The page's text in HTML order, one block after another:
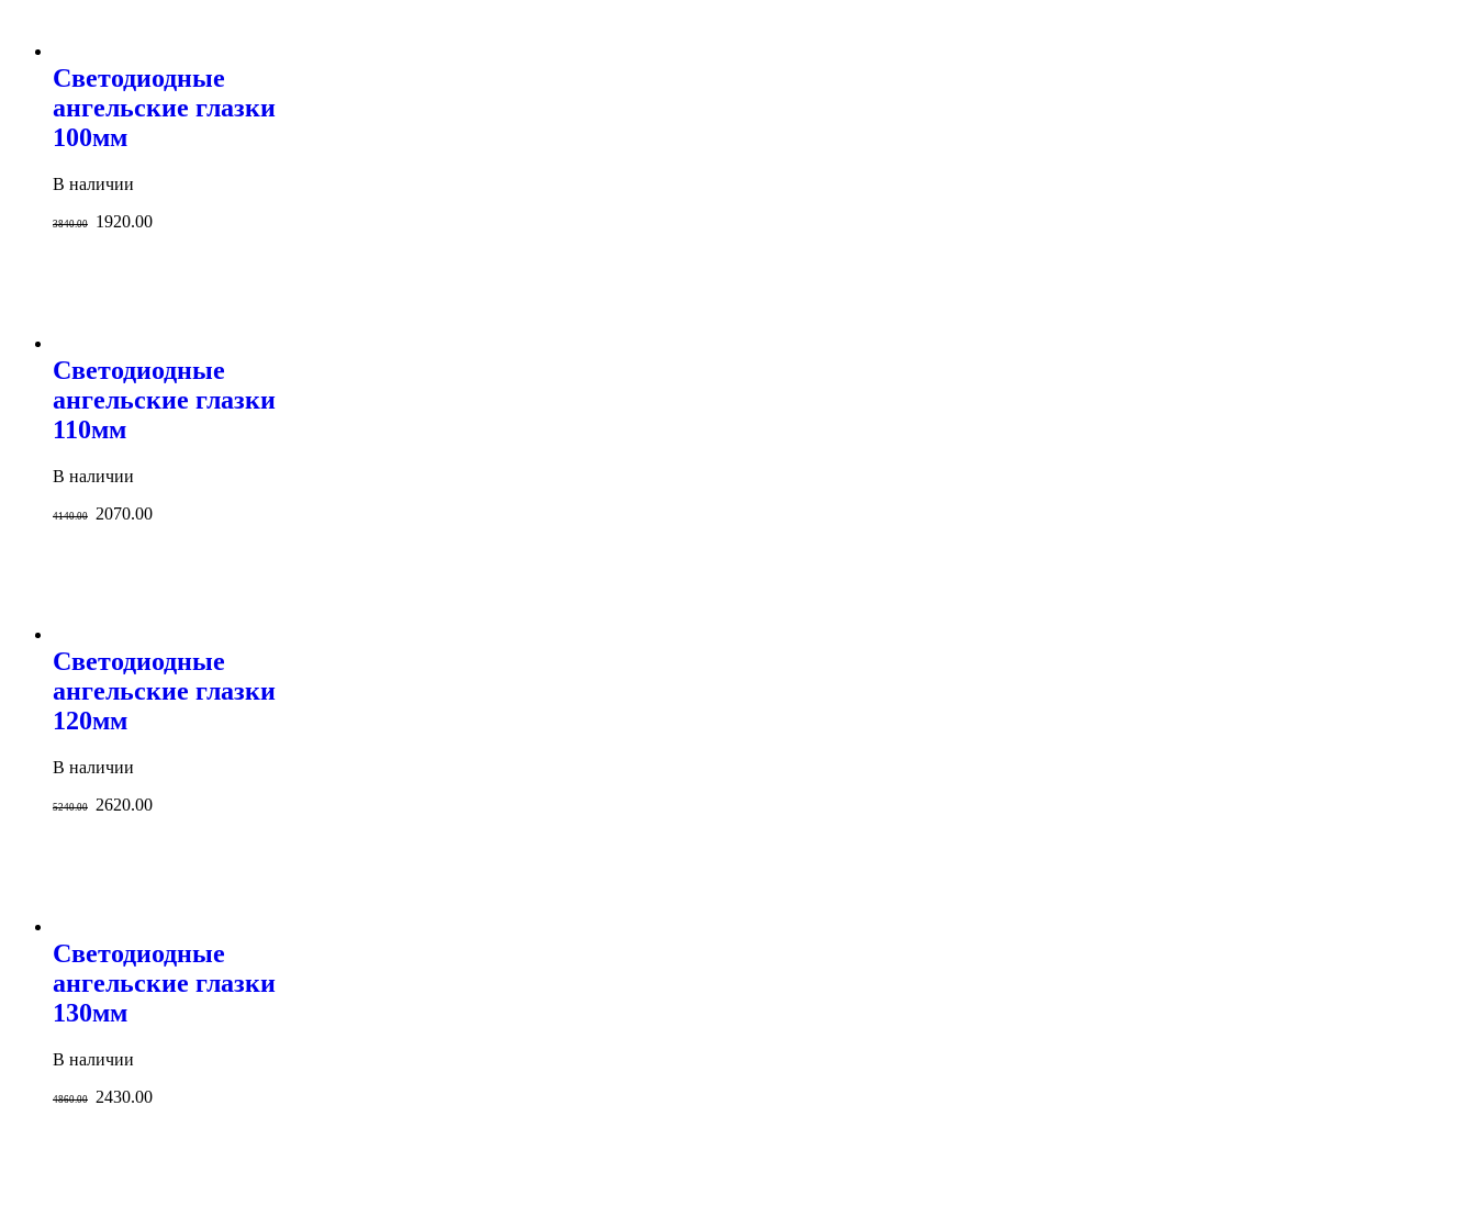
Светодиодные
ангельские глазки
100мм
В наличии
3840.00 1920.00
Светодиодные
ангельские глазки
110мм
В наличии
4140.00 2070.00
Светодиодные
ангельские глазки
120мм
В наличии
5240.00 2620.00
Светодиодные
ангельские глазки
130мм
В наличии
4860.00 2430.00